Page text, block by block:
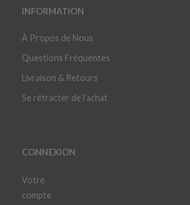
INFORMATION
À Propos de Nous
Questions Fréquentes
Livraison & Retours
Se rétracter de l’achat
CONNEXION
Votre
compte